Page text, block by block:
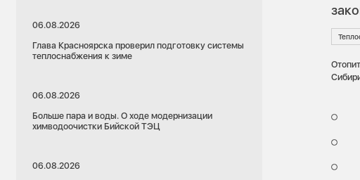
06.08.2026
Глава Красноярска проверил подготовку системы
теплоснабжения к зиме
06.08.2026
Больше пара и воды. О ходе модернизации
химводоочистки Бийской ТЭЦ
06.08.2026